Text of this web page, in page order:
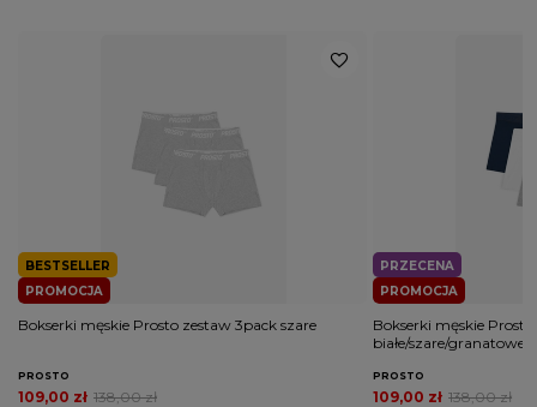
PROMOCJA
BESTSELLER
Bokserki męskie Prosto zestaw 3pack szare
PROSTO
138,00 zł
109,00 zł
PROMOCJA
PRZECENA
Bokserki męskie
białe/szare/granatowe
PROSTO
138,00 zł
109,00 zł